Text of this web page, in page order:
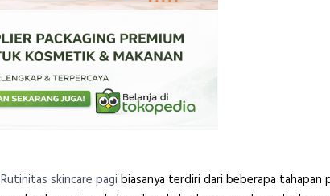
Rutinitas skincare pagi biasanya terdiri dari beberapa